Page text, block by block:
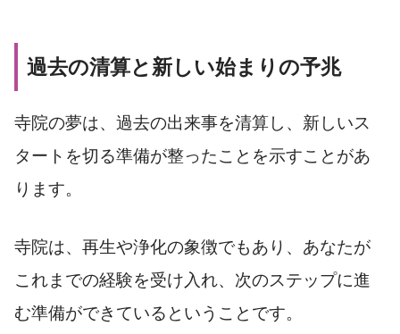
過去の清算と新しい始まりの予兆
寺院の夢は、過去の出来事を清算し、新しいス
タートを切る準備が整ったことを示すことがあ
ります。
寺院は、再生や浄化の象徴でもあり、あなたが
これまでの経験を受け入れ、次のステップに進
む準備ができているということです。